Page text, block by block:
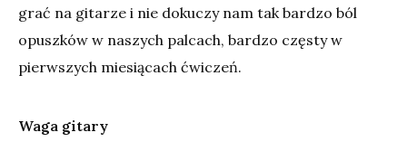
grać na gitarze i nie dokuczy nam tak bardzo ból
opuszków w naszych palcach, bardzo częsty w
pierwszych miesiącach ćwiczeń.
Waga gitary